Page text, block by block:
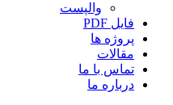
والپست
فایل PDF
پروژه ها
مقالات
تماس با ما
درباره ما